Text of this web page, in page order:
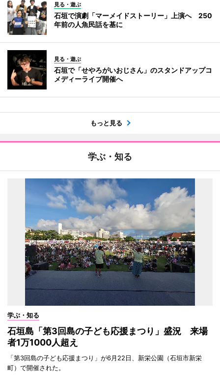
見る・遊ぶ
石垣で演劇「マーメイドストーリー」上演へ 250
年前の人魚民話を基に
見る・遊ぶ
石垣で「せやろがいおじさん」のスタンドアップコ
メディーライブ開催へ
もっと見る
学ぶ・知る
学ぶ・知る
石垣島「第3回島の子ども応援まつり」盛況 来場
者1万1000人超え
「第3回島の子ども応援まつり」が6月22日、新栄公園（石垣市新栄
町）で開催された。